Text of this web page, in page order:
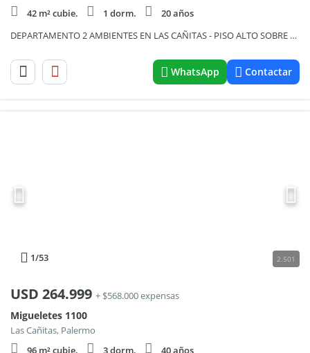
42 m² cubie.
1 dorm.
20 años
DEPARTAMENTO 2 AMBIENTES EN LAS CAÑITAS - PISO ALTO SOBRE OLLEROS
WhatsApp Contactar
1/53 2.501
USD 264.999 + $568.000 expensas
Migueletes 1100
Las Cañitas, Palermo
96 m² cubie.
3 dorm.
40 años